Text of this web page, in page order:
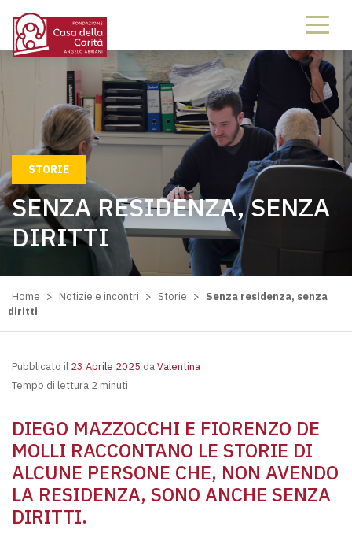
STORIE
SENZA RESIDENZA, SENZA
DIRITTI
Home > Notizie e incontri > Storie > Senza residenza, senza
diritti
Pubblicato il 23 Aprile 2025 daValentina
Tempo di lettura 2 minuti
DIEGO MAZZOCCHI E FIORENZO DE
MOLLI RACCONTANO LE STORIE DI
ALCUNE PERSONE CHE, NON AVENDO
LA RESIDENZA, SONO ANCHE SENZA
DIRITTI.